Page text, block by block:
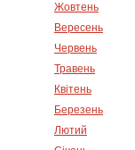
Жовтень
Вересень
Червень
Травень
Квітень
Березень
Лютий